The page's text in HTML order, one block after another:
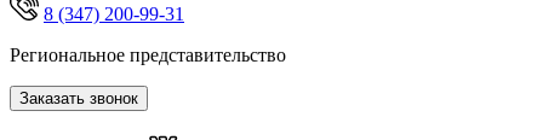
8 (347) 200-99-31
Региональное представительство
Заказать звонок